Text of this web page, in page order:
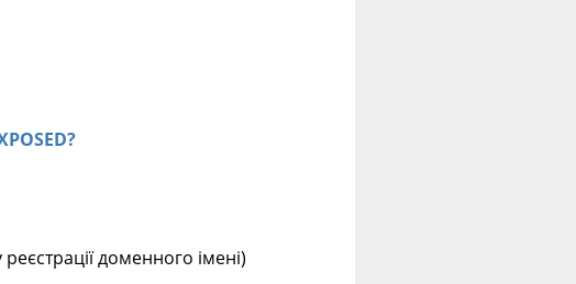
доменного імені)